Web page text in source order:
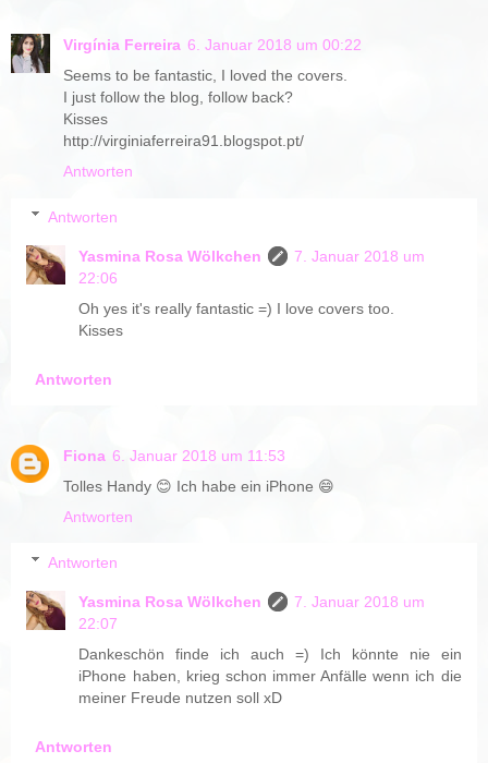
Virgínia Ferreira 6. Januar 2018 um 00:22
Seems to be fantastic, I loved the covers.
I just follow the blog, follow back?
Kisses
http://virginiaferreira91.blogspot.pt/
Antworten
Antworten
Yasmina Rosa Wölkchen
7. Januar 2018 um
22:06
Oh yes it's really fantastic =) I love covers too.
Kisses
Antworten
Fiona 6. Januar 2018 um 11:53
Tolles Handy 😊 Ich habe ein iPhone 😄
Antworten
Antworten
Yasmina Rosa Wölkchen
7. Januar 2018 um
22:07
Dankeschön finde ich auch =) Ich könnte nie ein
iPhone haben, krieg schon immer Anfälle wenn ich die
meiner Freude nutzen soll xD
Antworten